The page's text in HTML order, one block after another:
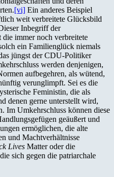
[vi] Ein anderes Beispiel
weit verbreitete Glücksbild
Inbegriff der
immer noch verbreitete
ein Familienglück niemals
jüngst der CDU-Politiker
werden denjenigen,
aufbegehren, als wütend,
verunglimpft. Sei es die
Feministin, die als
denen gerne unterstellt wird,
Im Umkehrschluss können diese
geäußert und
ermöglichen, die alte
und Machtverhältnisse
Lives Matter oder die
die sich gegen die patriarchale